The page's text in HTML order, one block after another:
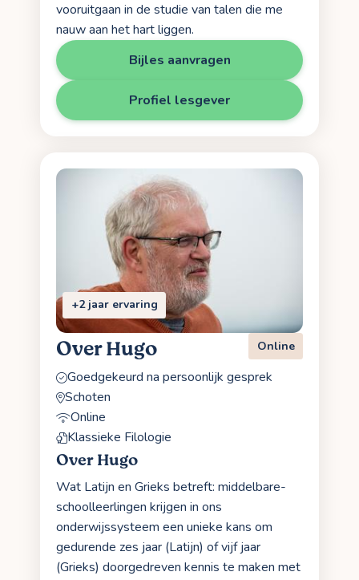
vooruitgaan in de studie van talen die me
nauw aan het hart liggen.
Bijles aanvragen
Profiel lesgever
+2 jaar ervaring
Over Hugo Online
Goedgekeurd na persoonlijk gesprek
Schoten
Online
Klassieke Filologie
Over Hugo
Wat Latijn en Grieks betreft: middelbare-
schoolleerlingen krijgen in ons
onderwijssysteem een unieke kans om
gedurende zes jaar (Latijn) of vijf jaar
(Grieks) doorgedreven kennis te maken met